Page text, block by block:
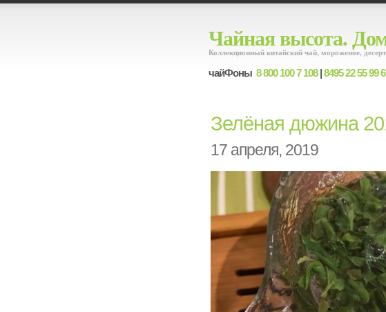
Чайная высота.
Коллекционный китайский чай, мороженое,
чайФоны 8 800 100 7 108|8495 22 55 99 6
Зелёная дюжина
17 апреля, 2019